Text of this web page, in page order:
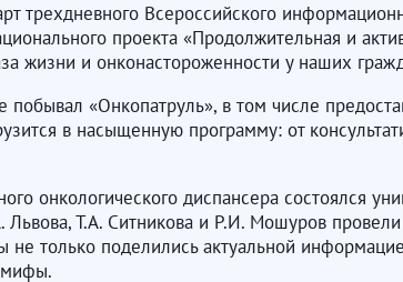
трехдневного Всероссийского
проекта «Продолжительная и
жизни и онконастороженности у наших
побывал «Онкопатруль», в том числе
в насыщенную программу: от
онкологического диспансера состоялся
Т.А. Ситникова и Р.И. Мошуров
не только поделились актуальной
мифы.